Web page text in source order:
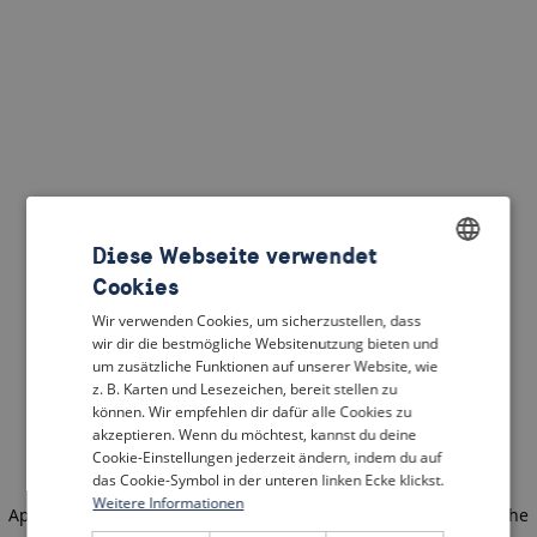
Application error: a client-side exception has occurred
(see the
DUTCH
FRENCH
GERMAN
Diese Webseite verwendet
Cookies
Wir verwenden Cookies, um sicherzustellen, dass
wir dir die bestmögliche Websitenutzung bieten und
um zusätzliche Funktionen auf unserer Website, wie
z. B. Karten und Lesezeichen, bereit stellen zu
können. Wir empfehlen dir dafür alle Cookies zu
akzeptieren. Wenn du möchtest, kannst du deine
Cookie-Einstellungen jederzeit ändern, indem du auf
das Cookie-Symbol in der unteren linken Ecke klickst.
Weitere Informationen